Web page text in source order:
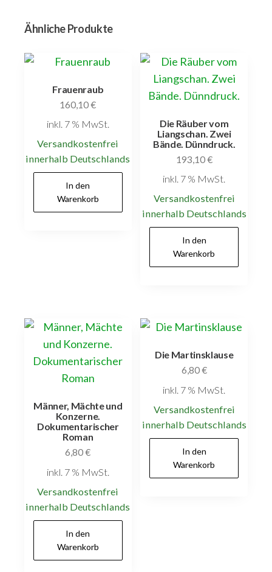
Ähnliche Produkte
Frauenraub
160,10€
inkl. 7 % MwSt.
Versandkostenfrei
innerhalb Deutschlands
In den
Warenkorb
Die Räuber vom
Liangschan. Zwei
Bände. Dünndruck.
193,10€
inkl. 7 % MwSt.
Versandkostenfrei
innerhalb Deutschlands
In den
Warenkorb
Männer, Mächte und
Konzerne.
Dokumentarischer
Roman
6,80€
inkl. 7 % MwSt.
Versandkostenfrei
innerhalb Deutschlands
In den
Warenkorb
Die Martinsklause
6,80€
inkl. 7 % MwSt.
Versandkostenfrei
innerhalb Deutschlands
In den
Warenkorb